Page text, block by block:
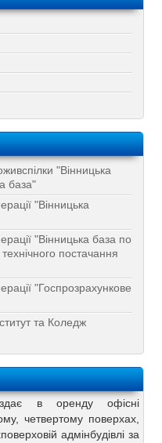
"Вінницька
база"
"Вінницька
"Вінницька база по
постачання
"Госпрозрахункове
та Коледж
здає в оренду офісні
четвертому поверхах,
адмінбудівлі за